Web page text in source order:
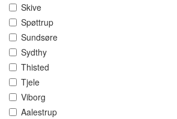
Skive
Spøttrup
Sundsøre
Sydthy
Thisted
Tjele
Viborg
Aalestrup